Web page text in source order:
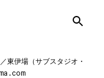
テンツに移動
伊場（サブスタジオ・